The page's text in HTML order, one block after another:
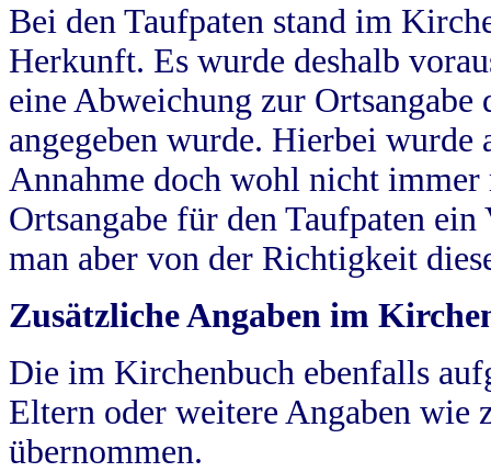
Bei den Taufpaten stand im
Herkunft. Es wurde deshalb
eine Abweichung zur
angegeben wurde. Hierbei wurde
Annahme doch wohl nicht
Ortsangabe für den Taufpaten
man aber von der Richtigkeit
Zusätzliche Angaben im
Die im Kirchenbuch ebenfalls
Eltern oder weitere Angaben wie
übernommen.